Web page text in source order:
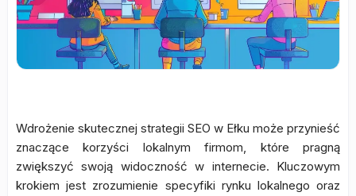
Wdrożenie skutecznej strategii SEO w Ełku może przynieść
znaczące korzyści lokalnym firmom, które pragną
zwiększyć swoją widoczność w internecie. Kluczowym
krokiem jest zrozumienie specyfiki rynku lokalnego oraz